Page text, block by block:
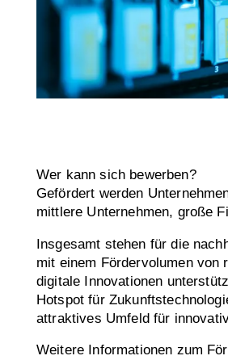
Wer kann sich bewerben?
Gefördert werden
mittlere Unternehmen, große
Insgesamt stehen für die
mit einem Fördervolumen von
digitale Innovationen
Hotspot für
attraktives Umfeld für
Weitere Informationen zum